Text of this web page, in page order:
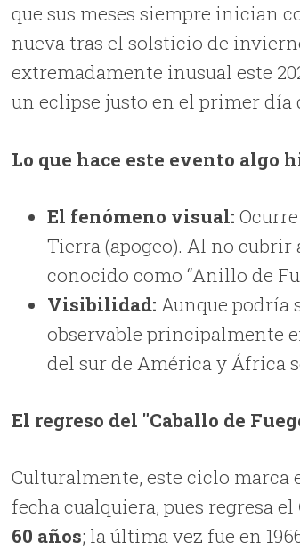
que sus meses siempre inician
nueva tras el solsticio de
extremadamente inusual este
un eclipse justo en el primer día
Lo que hace este evento algo
El fenómeno visual:
Tierra (apogeo). Al no
conocido como “Anillo de
Visibilidad: Aunque podría
observable principalmente
del sur de América y África
El regreso del "Caballo de
Culturalmente, este ciclo
fecha cualquiera, pues regresa el
60 años; la última vez fue en